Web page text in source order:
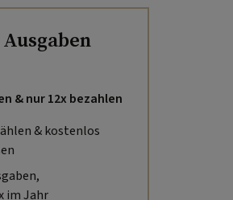
& nur 12x bezahlen
& kostenlos
im Jahr